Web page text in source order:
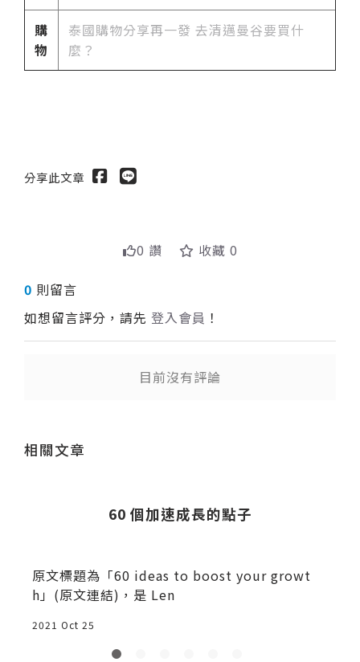
購
物
泰國購物分享再一發 去清邁曼谷要買什
麼？
分享此文章
0 讚 收藏 0
0 則留言
如想留言評分，請先 登入會員 ！
目前沒有評論
相關文章
60 個加速成長的點子
原文標題為「60 ideas to boost your growt
h」(原文連結)，是 Len
2021 Oct 25